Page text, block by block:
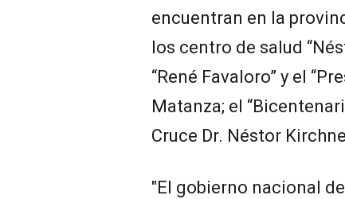
encuentran en la
los centro de salud
“René Favaloro” y el
Matanza; el
Cruce Dr. Néstor
"El gobierno nacional